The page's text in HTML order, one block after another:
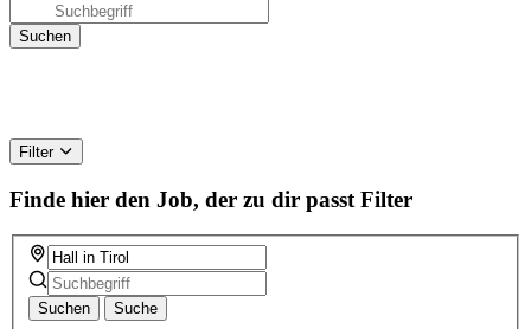
Filter
Finde hier den Job, der zu dir passt Filter
Suchen Suche